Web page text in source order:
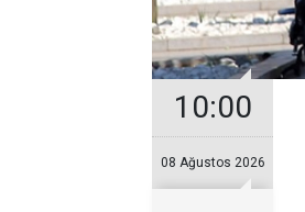
10:00
08 Ağustos 2026